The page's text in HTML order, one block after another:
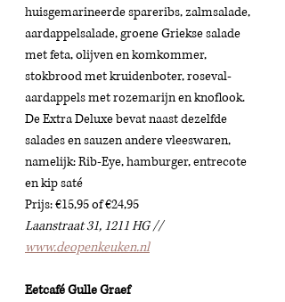
huisgemarineerde spareribs, zalmsalade,
aardappelsalade, groene Griekse salade
met feta, olijven en komkommer,
stokbrood met kruidenboter, roseval-
aardappels met rozemarijn en knoflook.
De Extra Deluxe bevat naast dezelfde
salades en sauzen andere vleeswaren,
namelijk: Rib-Eye, hamburger, entrecote
en kip saté
Prijs: €15,95 of €24,95
Laanstraat 31, 1211 HG //
www.deopenkeuken.nl
Eetcafé Gulle Graef